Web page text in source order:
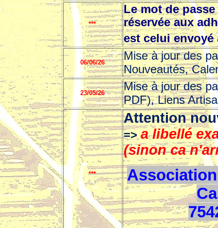
***
Le mot de
réservée aux
est celui
06/06/26
Mise à jour des
Nouveautés,
23/05/26
Mise à jour des
PDF), Liens
***
Attention
=>a libellé
(sinon ca